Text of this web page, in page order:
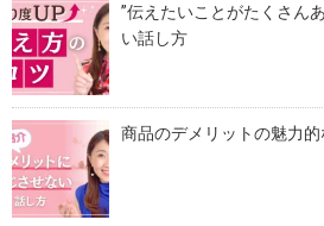
”伝えたいことがたくさん
い話し方
商品のデメリットの魅力